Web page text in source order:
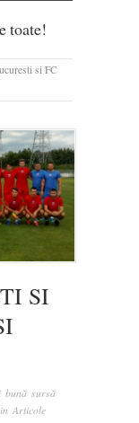
toate!
si FC
SI
bună sursă
Articole